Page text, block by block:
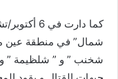
كما دارت
شخنب ” و ” شلظيمة ” و ”